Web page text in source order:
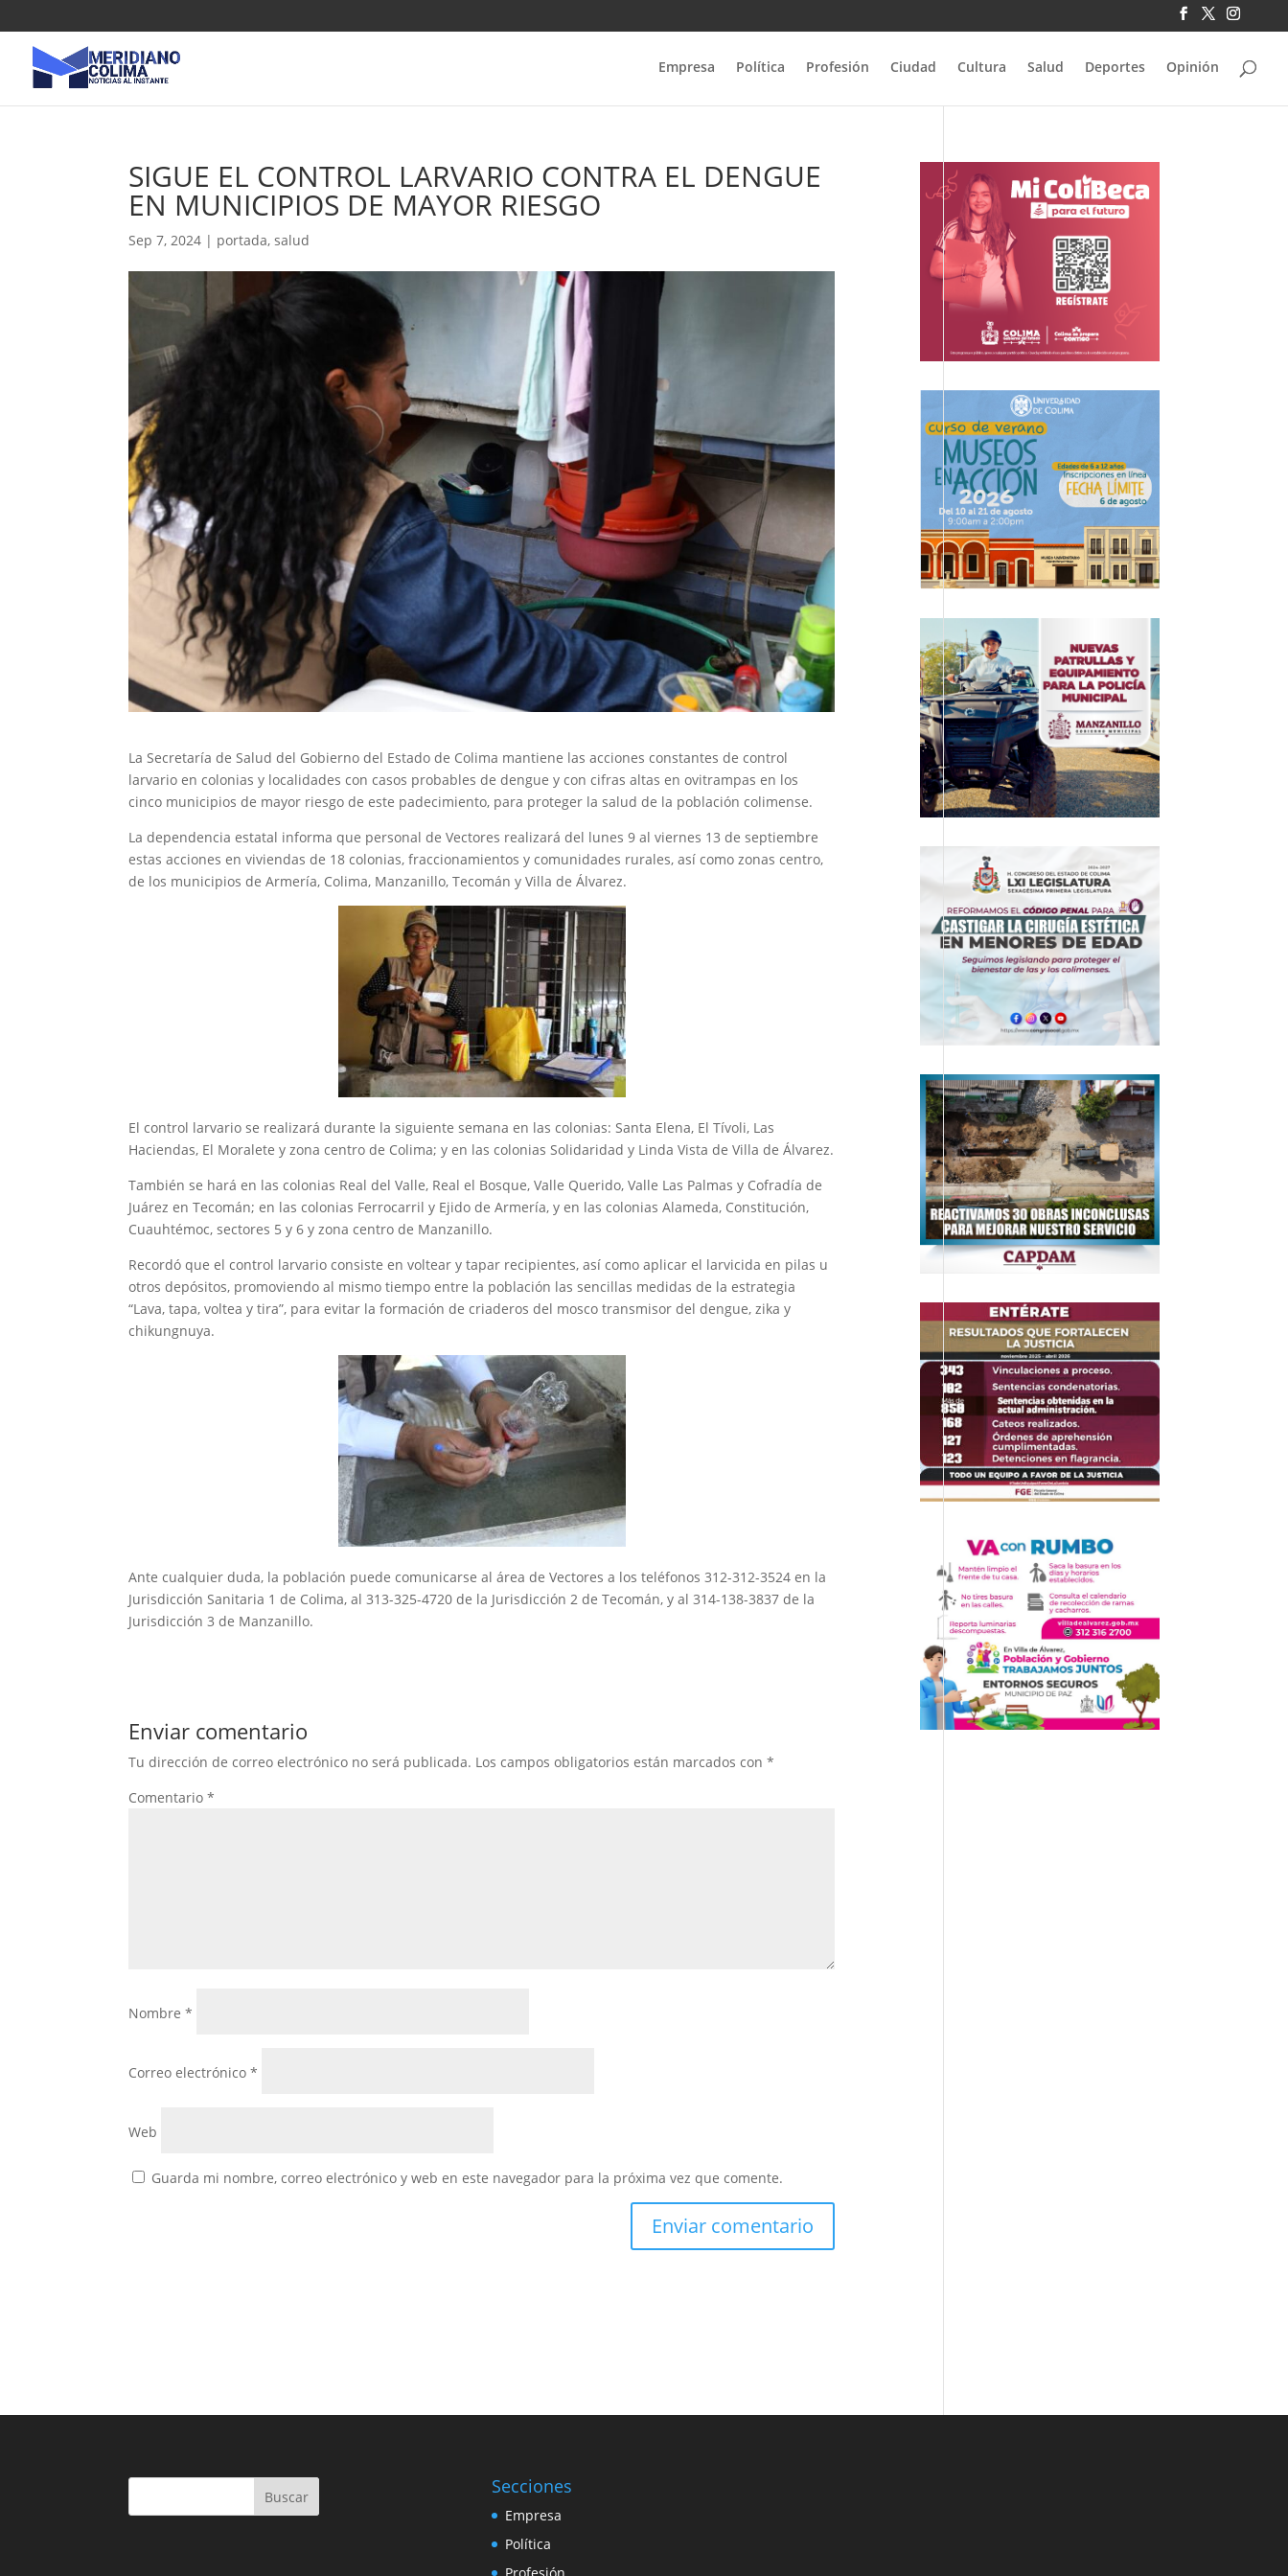
Empresa Política Profesión Ciudad Cultura Salud Deportes Opinión
SIGUE EL CONTROL LARVARIO CONTRA EL DENGUE
EN MUNICIPIOS DE MAYOR RIESGO
Sep 7, 2024 | portada,salud
La Secretaría de Salud del Gobierno del Estado de Colima mantiene las acciones constantes de control
larvario en colonias y localidades con casos probables de dengue y con cifras altas en ovitrampas en los
cinco municipios de mayor riesgo de este padecimiento, para proteger la salud de la población colimense.
La dependencia estatal informa que personal de Vectores realizará del lunes 9 al viernes 13 de septiembre
estas acciones en viviendas de 18 colonias, fraccionamientos y comunidades rurales, así como zonas centro,
de los municipios de Armería, Colima, Manzanillo, Tecomán y Villa de Álvarez.
El control larvario se realizará durante la siguiente semana en las colonias: Santa Elena, El Tívoli, Las
Haciendas, El Moralete y zona centro de Colima; y en las colonias Solidaridad y Linda Vista de Villa de Álvarez.
También se hará en las colonias Real del Valle, Real el Bosque, Valle Querido, Valle Las Palmas y Cofradía de
Juárez en Tecomán; en las colonias Ferrocarril y Ejido de Armería, y en las colonias Alameda, Constitución,
Cuauhtémoc, sectores 5 y 6 y zona centro de Manzanillo.
Recordó que el control larvario consiste en voltear y tapar recipientes, así como aplicar el larvicida en pilas u
otros depósitos, promoviendo al mismo tiempo entre la población las sencillas medidas de la estrategia
“Lava, tapa, voltea y tira”, para evitar la formación de criaderos del mosco transmisor del dengue, zika y
chikungnuya.
Ante cualquier duda, la población puede comunicarse al área de Vectores a los teléfonos 312-312-3524 en la
Jurisdicción Sanitaria 1 de Colima, al 313-325-4720 de la Jurisdicción 2 de Tecomán, y al 314-138-3837 de la
Jurisdicción 3 de Manzanillo.
Enviar comentario
Tu dirección de correo electrónico no será publicada. Los campos obligatorios están marcados con*
Comentario*
Nombre*
Correo electrónico*
Web
Guarda mi nombre, correo electrónico y web en este navegador para la próxima vez que comente.
Buscar Secciones
Empresa
Política